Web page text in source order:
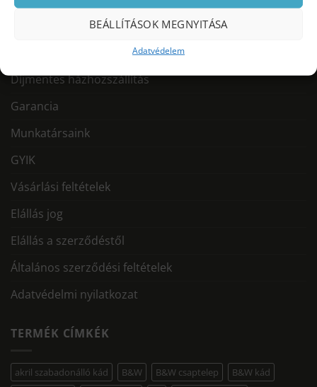
BEÁLLÍTÁSOK MEGNYITÁSA
Adatvédelem
FONTOS INFORMÁCIÓK
Díjmentes házhozszállítás
Garancia
Munkatársaink
GYIK
Vásárlási feltételek
Elállás jog
Elállás a szerződéstől
Általános szerződési feltételek
Adatvédelmi nyilatkozat
TERMÉK CÍMKÉK
akril szabadonálló kád B&W B&W csaptelep
B&W kád